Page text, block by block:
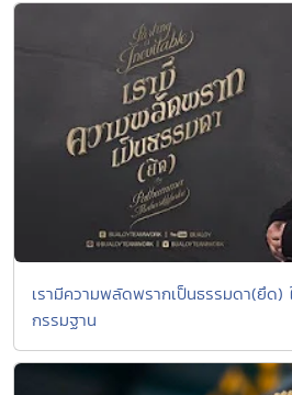
เรามีความพลัดพรากเป็นธรรมดา(ยึด
กรรมฐาน